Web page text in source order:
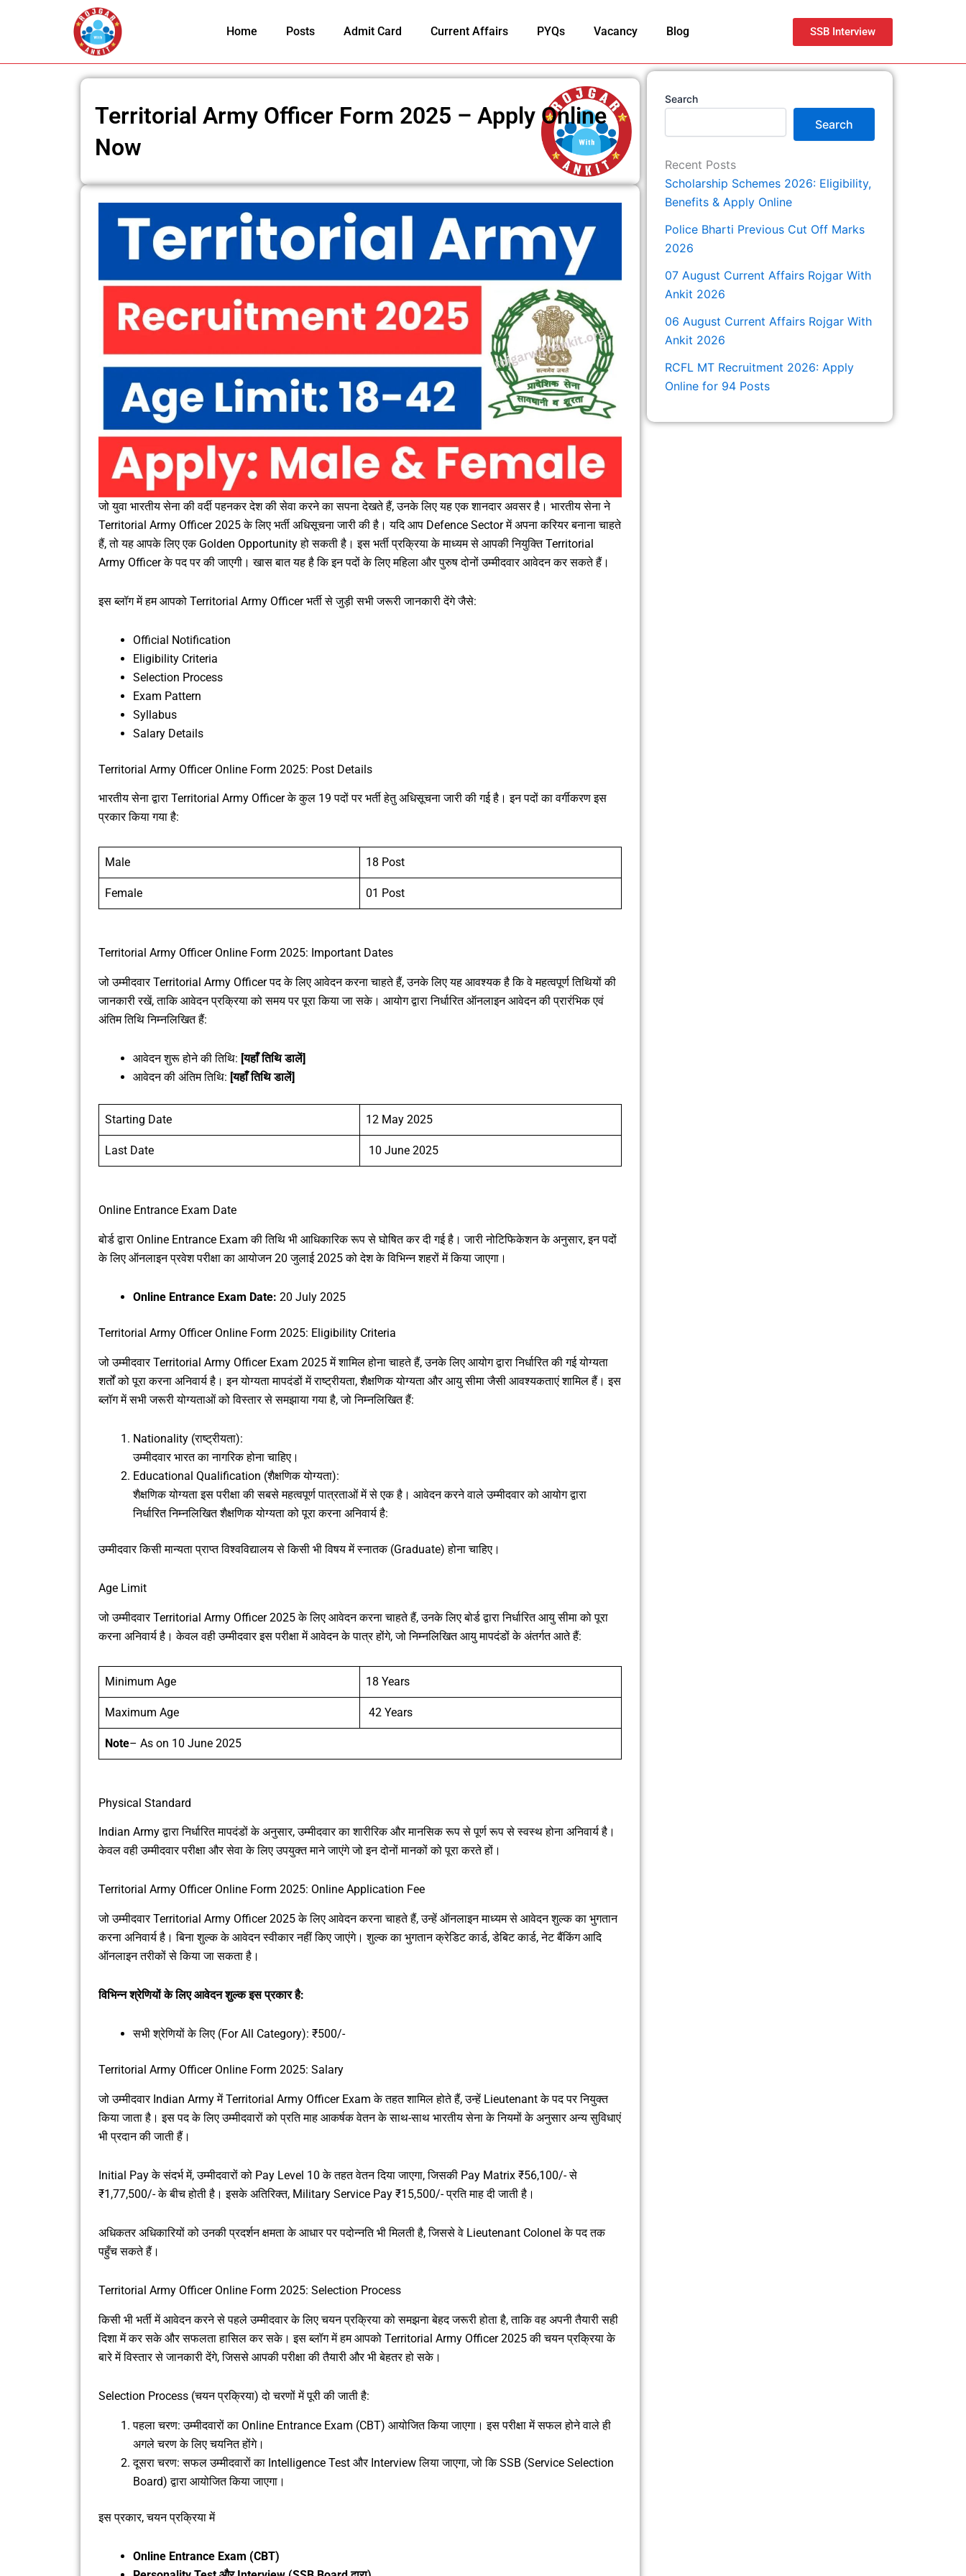
Home Posts Admit Card Current Affairs PYQs Vacancy Blog SSB Interview
Territorial Army Officer Form 2025 – Apply Online
Now
जो युवा भारतीय सेना की वर्दी पहनकर देश की सेवा करने का सपना देखते हैं, उनके लिए यह एक शानदार अवसर है। भारतीय सेना ने
Territorial Army Officer 2025 के लिए भर्ती अधिसूचना जारी की है। यदि आप Defence Sector में अपना करियर बनाना चाहते
हैं, तो यह आपके लिए एक Golden Opportunity हो सकती है। इस भर्ती प्रक्रिया के माध्यम से आपकी नियुक्ति Territorial
Army Officer के पद पर की जाएगी। खास बात यह है कि इन पदों के लिए महिला और पुरुष दोनों उम्मीदवार आवेदन कर सकते हैं।
इस ब्लॉग में हम आपको Territorial Army Officer भर्ती से जुड़ी सभी जरूरी जानकारी देंगे जैसे:
Official Notification
Eligibility Criteria
Selection Process
Exam Pattern
Syllabus
Salary Details
Territorial Army Officer Online Form 2025: Post Details
भारतीय सेना द्वारा Territorial Army Officer के कुल 19 पदों पर भर्ती हेतु अधिसूचना जारी की गई है। इन पदों का वर्गीकरण इस
प्रकार किया गया है:
Male 18 Post
Female 01 Post
Territorial Army Officer Online Form 2025: Important Dates
जो उम्मीदवार Territorial Army Officer पद के लिए आवेदन करना चाहते हैं, उनके लिए यह आवश्यक है कि वे महत्वपूर्ण तिथियों की
जानकारी रखें, ताकि आवेदन प्रक्रिया को समय पर पूरा किया जा सके। आयोग द्वारा निर्धारित ऑनलाइन आवेदन की प्रारंभिक एवं
अंतिम तिथि निम्नलिखित हैं:
आवेदन शुरू होने की तिथि: [यहाँ तिथि डालें]
आवेदन की अंतिम तिथि: [यहाँ तिथि डालें]
Starting Date 12 May 2025
Last Date 10 June 2025
Online Entrance Exam Date
बोर्ड द्वारा Online Entrance Exam की तिथि भी आधिकारिक रूप से घोषित कर दी गई है। जारी नोटिफिकेशन के अनुसार, इन पदों
के लिए ऑनलाइन प्रवेश परीक्षा का आयोजन 20 जुलाई 2025 को देश के विभिन्न शहरों में किया जाएगा।
Online Entrance Exam Date: 20 July 2025
Territorial Army Officer Online Form 2025: Eligibility Criteria
जो उम्मीदवार Territorial Army Officer Exam 2025 में शामिल होना चाहते हैं, उनके लिए आयोग द्वारा निर्धारित की गई योग्यता
शर्तों को पूरा करना अनिवार्य है। इन योग्यता मापदंडों में राष्ट्रीयता, शैक्षणिक योग्यता और आयु सीमा जैसी आवश्यकताएं शामिल हैं। इस
ब्लॉग में सभी जरूरी योग्यताओं को विस्तार से समझाया गया है, जो निम्नलिखित हैं:
Nationality (राष्ट्रीयता):
उम्मीदवार भारत का नागरिक होना चाहिए।
Educational Qualification (शैक्षणिक योग्यता):
शैक्षणिक योग्यता इस परीक्षा की सबसे महत्वपूर्ण पात्रताओं में से एक है। आवेदन करने वाले उम्मीदवार को आयोग द्वारा
निर्धारित निम्नलिखित शैक्षणिक योग्यता को पूरा करना अनिवार्य है:
उम्मीदवार किसी मान्यता प्राप्त विश्वविद्यालय से किसी भी विषय में स्नातक (Graduate) होना चाहिए।
Age Limit
जो उम्मीदवार Territorial Army Officer 2025 के लिए आवेदन करना चाहते हैं, उनके लिए बोर्ड द्वारा निर्धारित आयु सीमा को पूरा
करना अनिवार्य है। केवल वही उम्मीदवार इस परीक्षा में आवेदन के पात्र होंगे, जो निम्नलिखित आयु मापदंडों के अंतर्गत आते हैं:
Minimum Age 18 Years
Maximum Age 42 Years
Note– As on 10 June 2025
Physical Standard
Indian Army द्वारा निर्धारित मापदंडों के अनुसार, उम्मीदवार का शारीरिक और मानसिक रूप से पूर्ण रूप से स्वस्थ होना अनिवार्य है।
केवल वही उम्मीदवार परीक्षा और सेवा के लिए उपयुक्त माने जाएंगे जो इन दोनों मानकों को पूरा करते हों।
Territorial Army Officer Online Form 2025: Online Application Fee
जो उम्मीदवार Territorial Army Officer 2025 के लिए आवेदन करना चाहते हैं, उन्हें ऑनलाइन माध्यम से आवेदन शुल्क का भुगतान
करना अनिवार्य है। बिना शुल्क के आवेदन स्वीकार नहीं किए जाएंगे। शुल्क का भुगतान क्रेडिट कार्ड, डेबिट कार्ड, नेट बैंकिंग आदि
ऑनलाइन तरीकों से किया जा सकता है।
विभिन्न श्रेणियों के लिए आवेदन शुल्क इस प्रकार है:
सभी श्रेणियों के लिए (For All Category): ₹500/-
Territorial Army Officer Online Form 2025: Salary
जो उम्मीदवार Indian Army में Territorial Army Officer Exam के तहत शामिल होते हैं, उन्हें Lieutenant के पद पर नियुक्त
किया जाता है। इस पद के लिए उम्मीदवारों को प्रति माह आकर्षक वेतन के साथ-साथ भारतीय सेना के नियमों के अनुसार अन्य सुविधाएं
भी प्रदान की जाती हैं।
Initial Pay के संदर्भ में, उम्मीदवारों को Pay Level 10 के तहत वेतन दिया जाएगा, जिसकी Pay Matrix ₹56,100/- से
₹1,77,500/- के बीच होती है। इसके अतिरिक्त, Military Service Pay ₹15,500/- प्रति माह दी जाती है।
अधिकतर अधिकारियों को उनकी प्रदर्शन क्षमता के आधार पर पदोन्नति भी मिलती है, जिससे वे Lieutenant Colonel के पद तक
पहुँच सकते हैं।
Territorial Army Officer Online Form 2025: Selection Process
किसी भी भर्ती में आवेदन करने से पहले उम्मीदवार के लिए चयन प्रक्रिया को समझना बेहद जरूरी होता है, ताकि वह अपनी तैयारी सही
दिशा में कर सके और सफलता हासिल कर सके। इस ब्लॉग में हम आपको Territorial Army Officer 2025 की चयन प्रक्रिया के
बारे में विस्तार से जानकारी देंगे, जिससे आपकी परीक्षा की तैयारी और भी बेहतर हो सके।
Selection Process (चयन प्रक्रिया) दो चरणों में पूरी की जाती है:
पहला चरण: उम्मीदवारों का Online Entrance Exam (CBT) आयोजित किया जाएगा। इस परीक्षा में सफल होने वाले ही
अगले चरण के लिए चयनित होंगे।
दूसरा चरण: सफल उम्मीदवारों का Intelligence Test और Interview लिया जाएगा, जो कि SSB (Service Selection
Board) द्वारा आयोजित किया जाएगा।
इस प्रकार, चयन प्रक्रिया में
Online Entrance Exam (CBT)
Search
Search
Recent Posts
Scholarship Schemes 2026: Eligibility,
Benefits & Apply Online
Police Bharti Previous Cut Off Marks
2026
07 August Current Affairs Rojgar With
Ankit 2026
06 August Current Affairs Rojgar With
Ankit 2026
RCFL MT Recruitment 2026: Apply
Online for 94 Posts